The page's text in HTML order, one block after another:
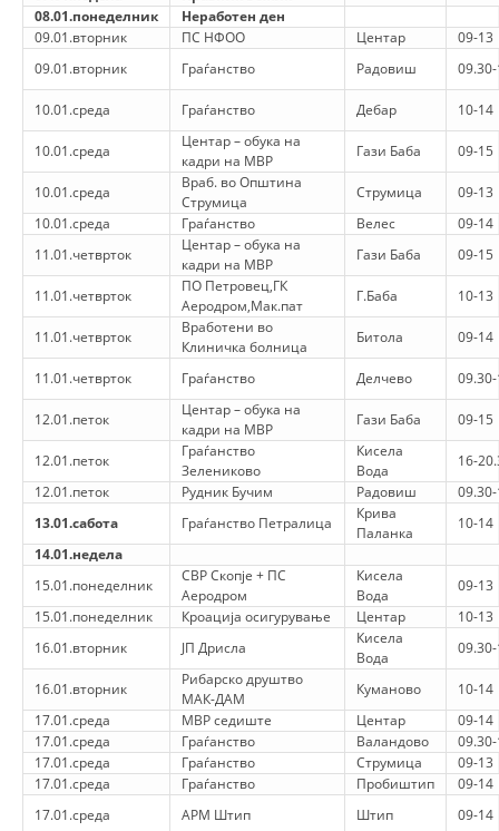
ОРГАНИЗАЦИЈА И РАЗВОЈ
РАКОВОДЕН ОДБОР
СОБРАНИЕ
СТРУКТУРА И ОРГАНИЗАЦИОНА ПОСТАВЕНОСТ
ДИСЕМИНАЦИЈА
MЕЃУНАРОДНО ХУМАНИТАРНО ПРАВО
ПРОМОЦИЈА НА ХУМАНИ ВРЕДНОСТИ
УПОТРЕБА И ЗАШТИТА НА АМБЛЕМОТ
СОЦИЈАЛНО ХУМАНИТАРНА ДЕЈНОСТ
ПОДГОТВЕНОСТ И ДЕЈСТВО ПРИ КАТАСТРОФИ
ТИМОВИ НА ООЦК
СПАСИТЕЛНА СТАНИЦА ВОДНО
ПРОЕКТИ – ПОДГОТВЕНОСТ И ДЕЈСТВУВАЊЕ ПРИ КАТАСТРОФИ
08.01.понеделник
Неработен ден
09.01.вторник
ПС НФОО Центар
09-13
09.01.вторник
Граѓанство Радовиш
10.01.среда Граѓанство Дебар 10-14
10.01.среда
Центар – обука на
кадри на МВР
Гази Баба 09-15
10.01.среда
Враб. во Општина
Струмица
Струмица
09-13
10.01.среда
Граѓанство Велес
09-14
11.01.четврток
Центар – обука на
кадри на МВР
Гази Баба 09-15
11.01.четврток
ПО Петровец,ГК
Аеродром,Мак.пат
Г.Баба 10-13
11.01.четврток
Вработени во
Клиничка болница
Битола 09-14
11.01.четврток Граѓанство Делчево
12.01.петок
Центар – обука на
кадри на МВР
Гази Баба 09-15
12.01.петок
Граѓанство
Зелениково
Кисела
Вода
16-
12.01.петок
Рудник Бучим Радовиш
13.01.сабота
Граѓанство Петралица
Крива
Паланка
10-14
14.01.недела
15.01.понеделник
СВР Скопје + ПС
Аеродром
Кисела
Вода
09-13
15.01.понеделник
Кроација осигурување Центар
10-13
16.01.вторник
ЈП Дрисла
Кисела
Вода
16.01.вторник
Рибарско друштво
МАК-ДАМ
Куманово
10-14
17.01.среда
МВР седиште Центар
09-14
17.01.среда
Граѓанство Валандово
17.01.среда
Граѓанство Струмица
09-13
17.01.среда
Граѓанство Пробиштип
09-14
17.01.среда
АРМ Штип Штип 09-14